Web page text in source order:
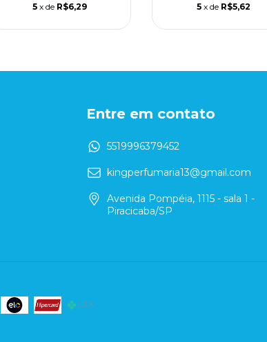
5 x de R$6,29 5 x de R$5,62
Entre em contato
5519996379452
kingperfumaria13@gmail.com
Avenida Pompéia, 1115 - sala 1 -
Piracicaba/SP